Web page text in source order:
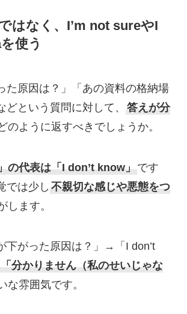
はなく、I’m not sureやI
使う
た原因は？」「あの資料の格納場
どという質問に対して、 答えが分
のように返すべきでしょうか。
の代表は「I don’t know」
です
では少し 不親切な感じや悪態をつ
します。
下がった原因は？」→「I don’t
「分かりません（私のせいじゃな
な雰囲気です。